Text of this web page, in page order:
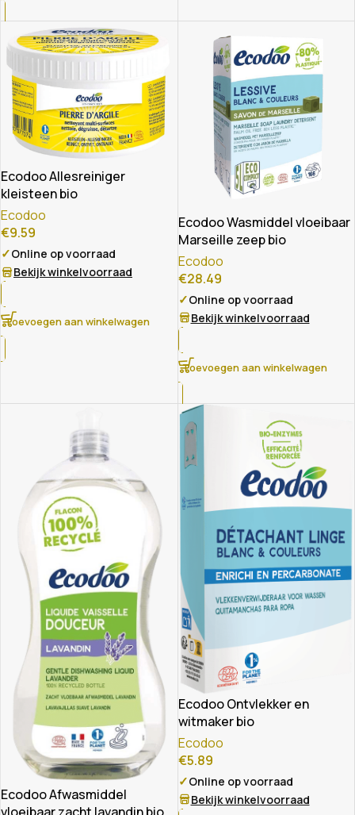
Ecodoo Allesreiniger
kleisteen bio
Ecodoo
€9.59
✓Online op voorraad
Bekijk winkelvoorraad
Toevoegen aan winkelwagen
Ecodoo Wasmiddel vloeibaar
Marseille zeep bio
Ecodoo
€28.49
✓Online op voorraad
Bekijk winkelvoorraad
Toevoegen aan winkelwagen
Ecodoo Afwasmiddel
Ecodoo Ontvlekker en
witmaker bio
Ecodoo
€5.89
✓Online op voorraad
Bekijk winkelvoorraad